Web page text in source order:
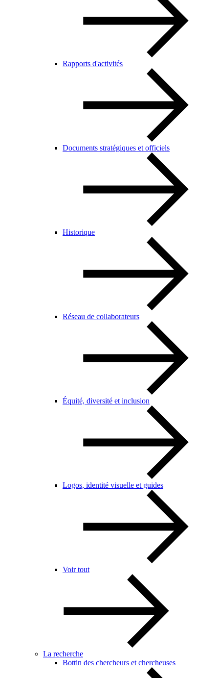
Rapports d'activités
Documents stratégiques et officiels
Historique
Réseau de collaborateurs
Équité, diversité et inclusion
Logos, identité visuelle et guides
Voir tout
La recherche
Bottin des chercheurs et chercheuses